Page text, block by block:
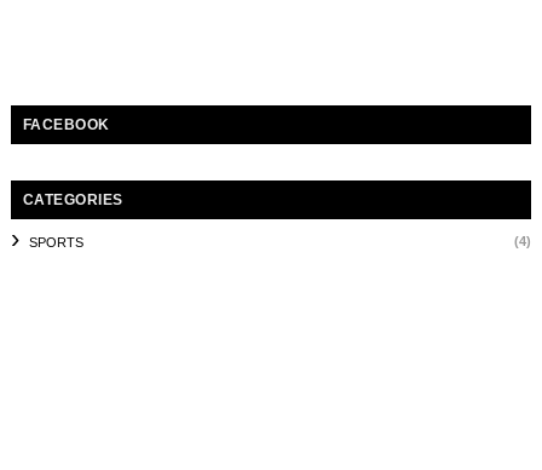
FACEBOOK
CATEGORIES
SPORTS (4)